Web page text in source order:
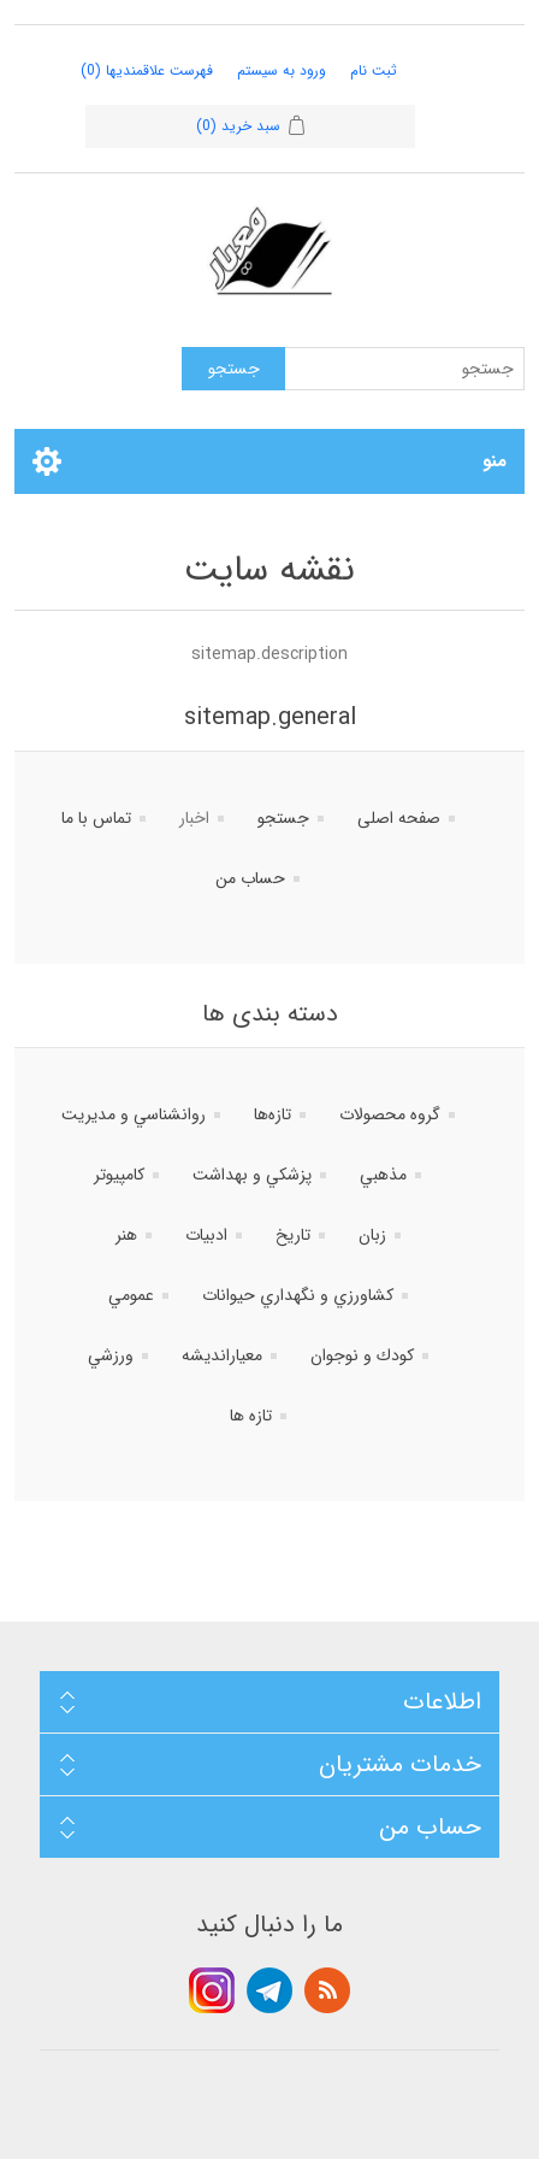
ثبت نام ورود به سیستم فهرست علاقمندیها (0)
سبد خرید (0)
منو
نقشه سایت
sitemap.description
sitemap.general
صفحه اصلی جستجو اخبار تماس با ما
حساب من
دسته بندی ها
گروه محصولات تازه‌ها روانشناسي و مديريت
مذهبي پزشكي و بهداشت كامپيوتر
زبان تاريخ ادبيات هنر
كشاورزي و نگهداري حيوانات عمومي
كودك و نوجوان معيارانديشه ورزشي
تازه ها
اطلاعات
خدمات مشتریان
حساب من
ما را دنبال کنيد